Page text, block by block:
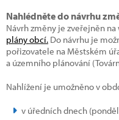
Nahlédněte do návrhu
Návrh změny je zveřejněn
plány obcí. Do návrhu je
pořizovatele na Městském
a územního plánování
Nahlížení je umožněno v
v úředních dnech